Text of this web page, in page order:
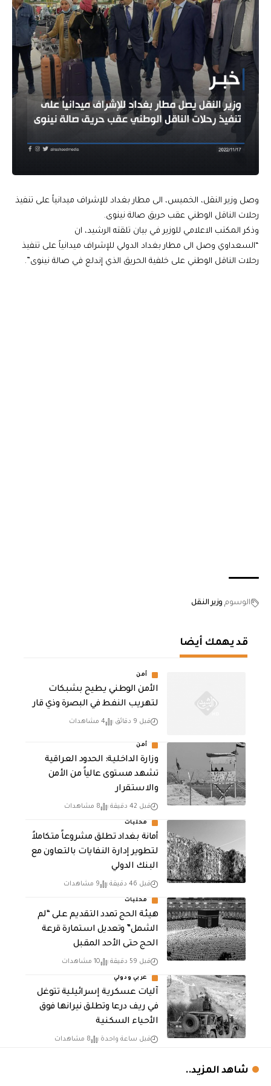
وصل وزير النقل، الخميس، الى مطار بغداد للإشراف ميدانياً على تنفيذ
رحلات الناقل الوطني عقب حريق صالة نينوى.
وذكر المكتب الاعلامي للوزير في بيان تلقته الرشيد، ان
“السعداوي وصل الى مطار بغداد الدولي للإشراف ميدانياً على تنفيذ
رحلات الناقل الوطني على خلفية الحريق الذي إندلع في صالة نينوى”.
الوسوم وزير النقل
قد يهمك أيضا
أمن
الأمن الوطني يطيح بشبكات
لتهريب النفط في البصرة وذي قار
قبل 9 دقائق 4 مشاهدات
أمن
وزارة الداخلية: الحدود العراقية
تشهد مستوى عالياً من الأمن
والاستقرار
قبل 42 دقيقة 8 مشاهدات
محليات
أمانة بغداد تطلق مشروعاً متكاملاً
لتطوير إدارة النفايات بالتعاون مع
البنك الدولي
قبل 46 دقيقة 9 مشاهدات
محليات
هيئة الحج تمدد التقديم على “لم
الشمل” وتعديل استمارة قرعة
الحج حتى الأحد المقبل
قبل 59 دقيقة 10 مشاهدات
عربي ودولي
آليات عسكرية إسرائيلية تتوغل
في ريف درعا وتطلق نيرانها فوق
الأحياء السكنية
قبل ساعة واحدة 8 مشاهدات
شاهد المزيد..